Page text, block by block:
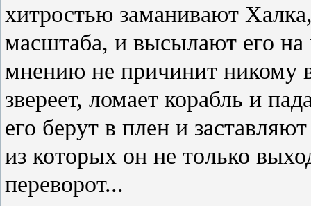
хитростью заманивают
масштаба, и высылают его
мнению не причинит никому
звереет, ломает корабль и
его берут в плен и
из которых он не только
переворот...